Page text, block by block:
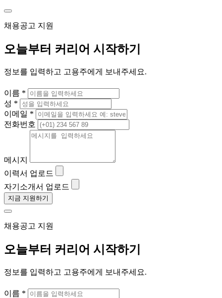
채용공고 지원
오늘부터 커리어 시작하기
정보를 입력하고 고용주에게 보내주세요.
이름 *
성 *
이메일 *
전화번호
메시지
이력서 업로드
자기소개서 업로드
지금 지원하기
채용공고 지원
오늘부터 커리어 시작하기
정보를 입력하고 고용주에게 보내주세요.
이름 *